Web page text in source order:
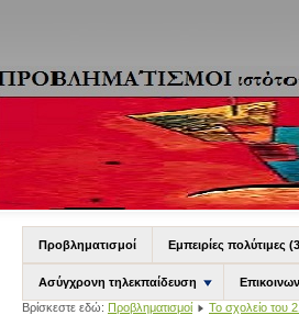
Προβληματισμοί Εμπειρίες πολύτιμες
Ασύγχρονη τηλεκπαίδευση
Βρίσκεστε εδώ: Προβληματισμοί Το σχολείο του